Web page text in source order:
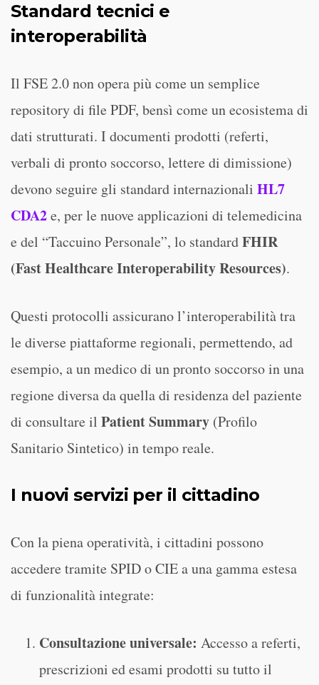
Standard tecnici e
interoperabilità
Il FSE 2.0 non opera più come un semplice
repository di file PDF, bensì come un ecosistema di
dati strutturati. I documenti prodotti (referti,
verbali di pronto soccorso, lettere di dimissione)
devono seguire gli standard internazionali HL7
CDA2e, per le nuove applicazioni di telemedicina
e del “Taccuino Personale”, lo standardFHIR
(Fast Healthcare Interoperability Resources).
Questi protocolli assicurano l’interoperabilità tra
le diverse piattaforme regionali, permettendo, ad
esempio, a un medico di un pronto soccorso in una
regione diversa da quella di residenza del paziente
di consultare il Patient Summary (Profilo
Sanitario Sintetico) in tempo reale.
I nuovi servizi per il cittadino
Con la piena operatività, i cittadini possono
accedere tramite SPID o CIE a una gamma estesa
di funzionalità integrate:
Consultazione universale: Accesso a referti,
prescrizioni ed esami prodotti su tutto il